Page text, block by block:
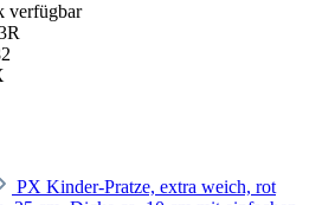
verfügbar
PX Kinder-Pratze, extra weich, rot